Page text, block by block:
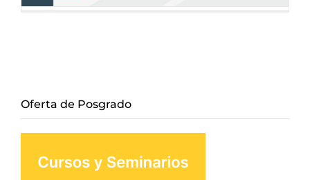
Oferta de Posgrado